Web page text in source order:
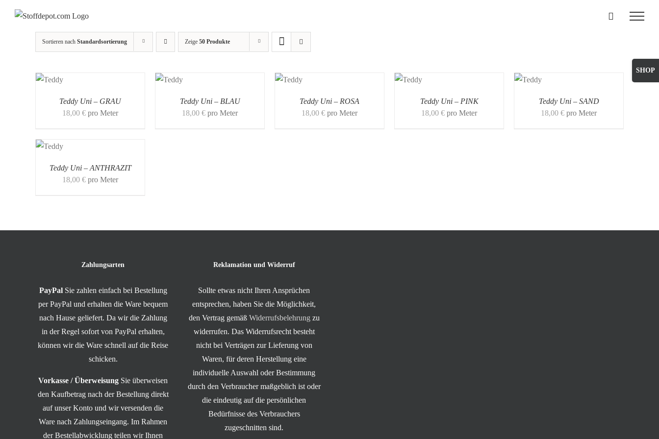
Sortieren nach Standardsortierung Zeige 50 Produkte
Teddy Uni – GRAU
18,00 € pro Meter
Teddy Uni – BLAU
18,00 € pro Meter
Teddy Uni – ROSA
18,00 € pro Meter
Teddy Uni – PINK
18,00 € pro Meter
Teddy Uni – SAND
18,00 € pro Meter
Teddy Uni – ANTHRAZIT
18,00 € pro Meter
Zahlungsarten
PayPal Sie zahlen einfach bei Bestellung
per PayPal und erhalten die Ware bequem
nach Hause geliefert. Da wir die Zahlung
in der Regel sofort von PayPal erhalten,
können wir die Ware schnell auf die Reise
schicken.
Vorkasse / Überweisung Sie überweisen
den Kaufbetrag nach der Bestellung direkt
auf unser Konto und wir versenden die
Ware nach Zahlungseingang. Im Rahmen
der Bestellabwicklung teilen wir Ihnen
Reklamation und Widerruf
Sollte etwas nicht Ihren Ansprüchen
entsprechen, haben Sie die Möglichkeit,
den Vertrag gemäß Widerrufsbelehrung zu
widerrufen. Das Widerrufsrecht besteht
nicht bei Verträgen zur Lieferung von
Waren, für deren Herstellung eine
individuelle Auswahl oder Bestimmung
durch den Verbraucher maßgeblich ist oder
die eindeutig auf die persönlichen
Bedürfnisse des Verbrauchers
zugeschnitten sind.
Sliding